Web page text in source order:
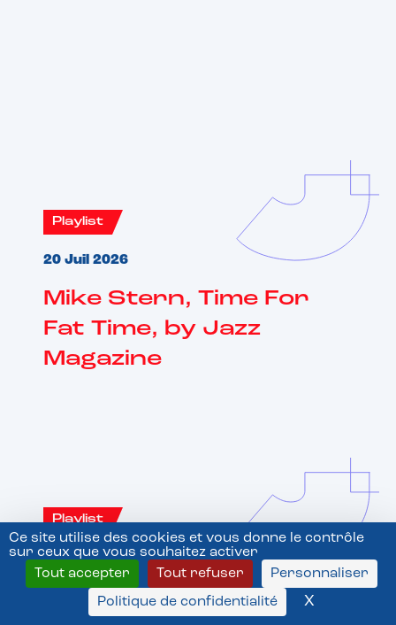
Ce site utilise des cookies et vous donne le contrôle
sur ceux que vous souhaitez activer
Tout accepter
Tout refuser
Personnaliser
Politique de confidentialité
X
Playlist
20 Juil 2026
Mike Stern, Time For
Fat Time, by Jazz
Magazine
Playlist
20 Juil 2026
Minnie Riperton, Inside